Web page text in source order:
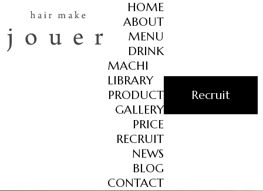
HOME
ABOUT
MENU
DRINK
MACHI
LIBRARY
PRODUCT
GALLERY
PRICE
RECRUIT
NEWS
BLOG
CONTACT
Recruit